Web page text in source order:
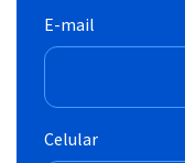
E-mail
Celular